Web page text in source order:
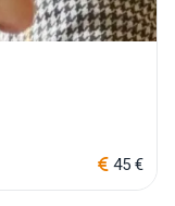
45 €